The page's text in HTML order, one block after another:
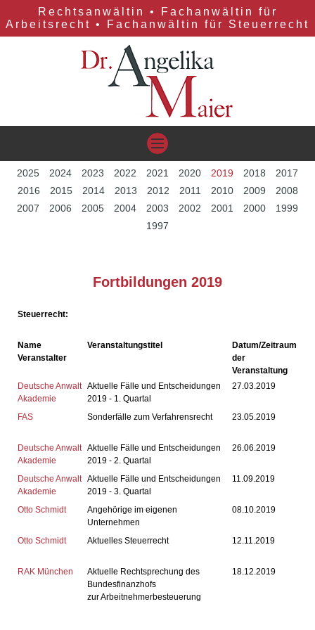
Rechtsanwältin • Fachanwältin für
Arbeitsrecht • Fachanwältin für Steuerrecht
2025 2024 2023 2022 2021 2020 2019 2018
2017
2016
2015 2014 2013 2012 2011 2010 2009
2008
2007
2006 2005 2004 2003 2002 2001 2000
1999
1997
Fortbildungen 2019
Steuerrecht:
Name
Veranstalter
Veranstaltungstitel
Datum/Zeitraum
der
Veranstaltung
Deutsche Anwalt
Akademie
Aktuelle Fälle und Entscheidungen
2019 - 1. Quartal
27.03.2019
FAS Sonderfälle zum Verfahrensrecht 23.05.2019
Deutsche Anwalt
Akademie
Aktuelle Fälle und Entscheidungen
2019 - 2. Quartal
26.06.2019
Deutsche Anwalt
Akademie
Aktuelle Fälle und Entscheidungen
2019 - 3. Quartal
11.09.2019
Otto Schmidt
Angehörige im eigenen
Unternehmen
08.10.2019
Otto Schmidt Aktuelles Steuerrecht 12.11.2019
RAK München
Aktuelle Rechtsprechung des
Bundesfinanzhofs
zur Arbeitnehmerbesteuerung
18.12.2019